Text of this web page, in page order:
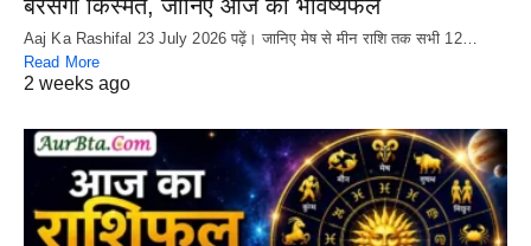
बरसेगी किस्मत, जानिए आज का भविष्यफल
Aaj Ka Rashifal 23 July 2026 पढ़ें। जानिए मेष से मीन राशि तक सभी 12…
Read More
2 weeks ago